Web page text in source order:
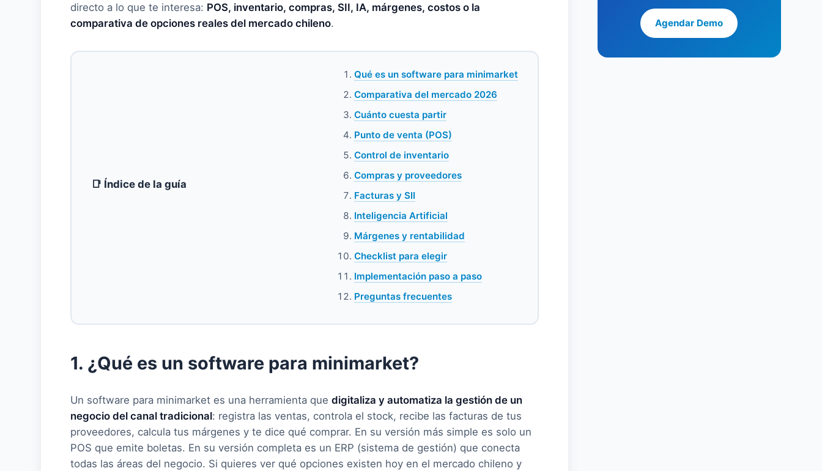
directo a lo que te interesa: POS, inventario, compras, SII, IA, márgenes, costos o la
comparativa de opciones reales del mercado chileno.
📑 Índice de la guía
Qué es un software para minimarket
Comparativa del mercado 2026
Cuánto cuesta partir
Punto de venta (POS)
Control de inventario
Compras y proveedores
Facturas y SII
Inteligencia Artificial
Márgenes y rentabilidad
Checklist para elegir
Implementación paso a paso
Preguntas frecuentes
1. ¿Qué es un software para minimarket?
Un software para minimarket es una herramienta quedigitaliza y automatiza la gestión de un
negocio del canal tradicional: registra las ventas, controla el stock, recibe las facturas de tus
proveedores, calcula tus márgenes y te dice qué comprar. En su versión más simple es solo un
POS que emite boletas. En su versión completa es un ERP (sistema de gestión) que conecta
todas las áreas del negocio. Si quieres ver qué opciones existen hoy en el mercado chileno y
Agendar Demo